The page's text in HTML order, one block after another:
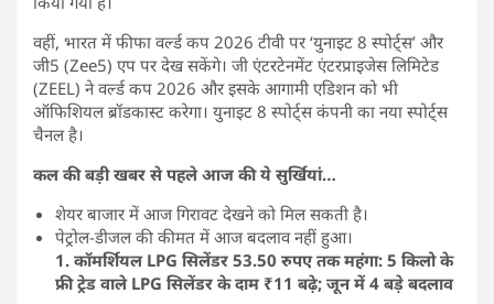
वहीं, भारत में फीफा वर्ल्ड कप 2026 टीवी पर ‘युनाइट 8 स्पोर्ट्स’ और
जी5 (Zee5) एप पर देख सकेंगे। जी एंटरटेनमेंट एंटरप्राइजेस लिमिटेड
(ZEEL) ने वर्ल्ड कप 2026 और इसके आगामी एडिशन को भी
ऑफिशियल ब्रॉडकास्ट करेगा। युनाइट 8 स्पोर्ट्स कंपनी का नया स्पोर्ट्स
चैनल है।
कल की बड़ी खबर से पहले आज की ये सुर्खियां…
शेयर बाजार में आज गिरावट देखने को मिल सकती है।
पेट्रोल-डीजल की कीमत में आज बदलाव नहीं हुआ।
1. कॉमर्शियल LPG सिलेंडर 53.50 रुपए तक महंगा: 5 किलो के
फ्री ट्रेड वाले LPG सिलेंडर के दाम ₹11 बढ़े; जून में 4 बड़े बदलाव